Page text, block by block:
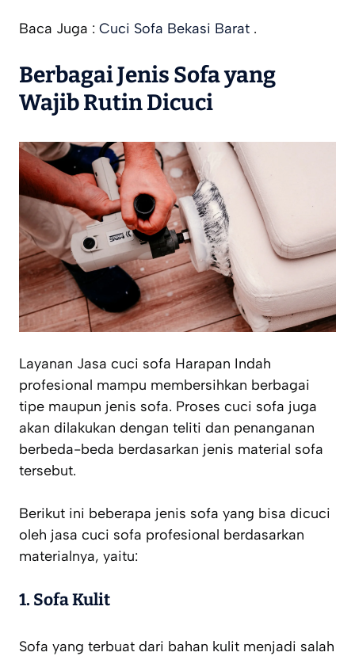
Baca Juga : Cuci Sofa Bekasi Barat .
Berbagai Jenis Sofa yang
Wajib Rutin Dicuci
Layanan Jasa cuci sofa Harapan Indah
profesional mampu membersihkan berbagai
tipe maupun jenis sofa. Proses cuci sofa juga
akan dilakukan dengan teliti dan penanganan
berbeda-beda berdasarkan jenis material sofa
tersebut.
Berikut ini beberapa jenis sofa yang bisa dicuci
oleh jasa cuci sofa profesional berdasarkan
materialnya, yaitu:
1. Sofa Kulit
Sofa yang terbuat dari bahan kulit menjadi salah